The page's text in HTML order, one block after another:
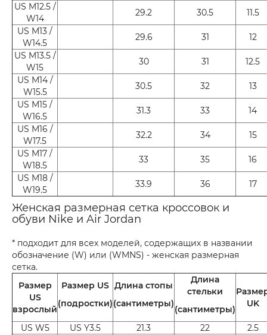
US M12.5 /
W14
29.2 30.5
11.5
US M13 /
W14.5
29.6 31
12
US M13.5 /
W15
30 31
12.5
US M14 /
W15.5
30.5 32
13
US M15 /
W16.5
31.3 33
14
US M16 /
W17.5
32.2 34
15
US M17 /
W18.5
33 35
16
US M18 /
W19.5
33.9 36 17
Женская размерная сетка кроссовок и
обуви Nike и Air Jordan
* подходит для всех моделей, содержащих в названии
обозначение (W) или (WMNS) - женская размерная
сетка.
Размер
US
взрослый
Размер US
(подростки)
Длина стопы
(сантиметры)
Длина
стельки
(сантиметры)
UK
US W5 US Y3.5 21.3 22
2.5